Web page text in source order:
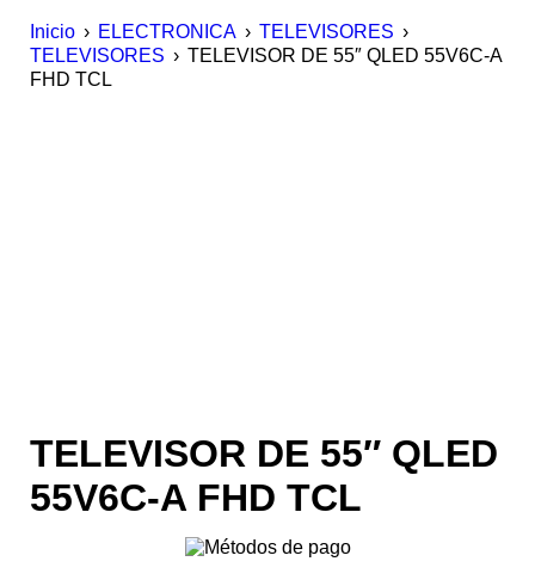
Inicio › ELECTRONICA › TELEVISORES ›
TELEVISORES › TELEVISOR DE 55″ QLED 55V6C-A
FHD TCL
TELEVISOR DE 55″ QLED
55V6C-A FHD TCL